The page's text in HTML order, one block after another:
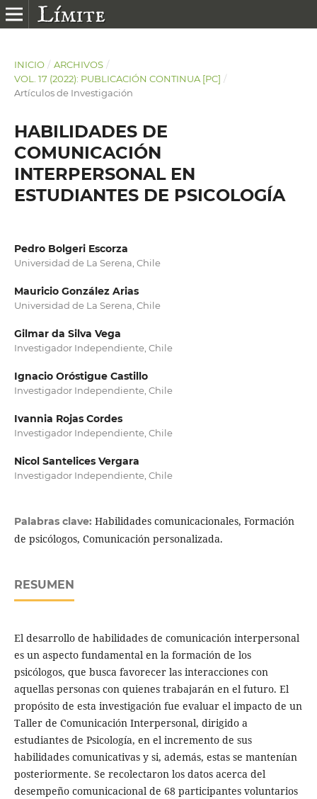
INICIO / ARCHIVOS /
VOL. 17 (2022): PUBLICACIÓN CONTINUA [PC] /
Artículos de Investigación
HABILIDADES DE
COMUNICACIÓN
INTERPERSONAL EN
ESTUDIANTES DE PSICOLOGÍA
Pedro Bolgeri Escorza
Universidad de La Serena, Chile
Mauricio González Arias
Universidad de La Serena, Chile
Gilmar da Silva Vega
Investigador Independiente, Chile
Ignacio Oróstigue Castillo
Investigador Independiente, Chile
Ivannia Rojas Cordes
Investigador Independiente, Chile
Nicol Santelices Vergara
Investigador Independiente, Chile
Palabras clave: Habilidades comunicacionales, Formación
de psicólogos, Comunicación personalizada.
RESUMEN
El desarrollo de habilidades de comunicación interpersonal
es un aspecto fundamental en la formación de los
psicólogos, que busca favorecer las interacciones con
aquellas personas con quienes trabajarán en el futuro. El
propósito de esta investigación fue evaluar el impacto de un
Taller de Comunicación Interpersonal, dirigido a
estudiantes de Psicología, en el incremento de sus
habilidades comunicativas y si, además, estas se mantenían
posteriormente. Se recolectaron los datos acerca del
desempeño comunicacional de 68 participantes voluntarios